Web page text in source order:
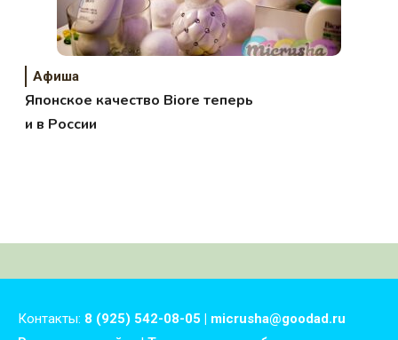
Афиша
Японское качество Biore теперь
и в России
Контакты: 8 (925) 542-08-05 | micrusha@goodad.ru